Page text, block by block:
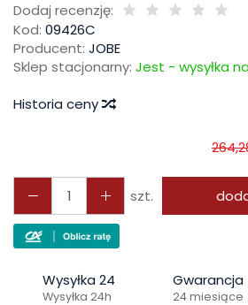
Dodaj recenzję:
Kod: 09426C
Producent: JOBE
Sklep stacjonarny: Jest - wysyłka
Historia ceny
szt.
Wysyłka 24
Wysyłka 24h
Gwarancja
24 miesiące